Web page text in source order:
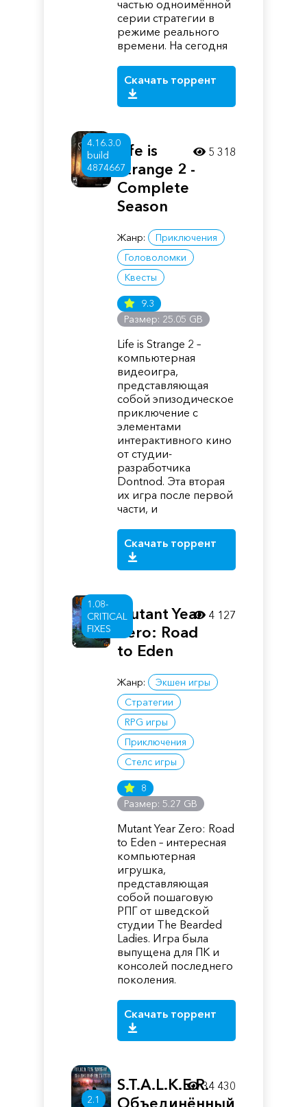
частью одноимённой
серии стратегии в
режиме реального
времени. На сегодня
Скачать торрент
4.16.3.0
build
4874667
Life is
Strange 2 -
Complete
Season
Жанр:
Приключения
Головоломки
Квесты
9.3
Размер: 25.05 GB
Life is Strange 2 –
компьютерная
видеоигра,
представляющая
собой эпизодическое
приключение с
элементами
интерактивного кино
от студии-
разработчика
Dontnod. Эта вторая
их игра после первой
части, и
Скачать торрент
5 318
1.08-
CRITICAL
FIXES
Mutant Year
Zero: Road
to Eden
Жанр:
Экшен игры
Стратегии
RPG игры
Приключения
Стелс игры
8
Размер: 5.27 GB
Mutant Year Zero: Road
to Eden – интересная
компьютерная
игрушка,
представляющая
собой пошаговую
РПГ от шведской
студии The Bearded
Ladies. Игра была
выпущена для ПК и
консолей последнего
поколения.
Скачать торрент
4 127
2.1
S.T.A.L.K.E.R.
Объединённый
34 430